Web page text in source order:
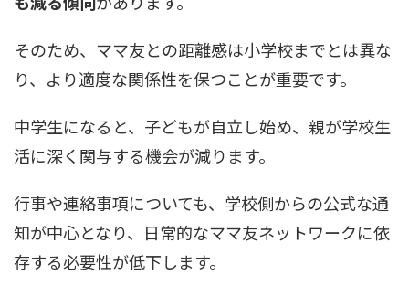
そのため、ママ友との距離感は小学校までとは異な
り、より適度な関係性を保つことが重要です。
中学生になると、子どもが自立し始め、親が学校生
活に深く関与する機会が減ります。
行事や連絡事項についても、学校側からの公式な通
知が中心となり、日常的なママ友ネットワークに依
存する必要性が低下します。